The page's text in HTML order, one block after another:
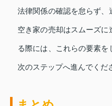
法律関係の確認を怠らず、
空き家の売却はスムーズ
る際には、これらの要素
次のステップへ進んでくだ